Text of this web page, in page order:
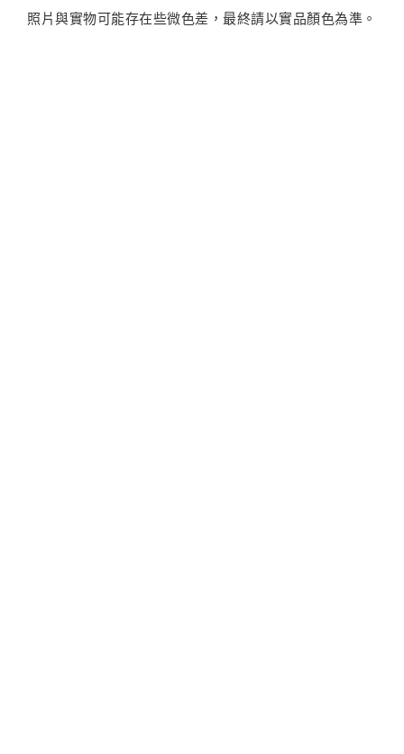
照片與實物可能存在些微色差，最終請以實品顏色為準。